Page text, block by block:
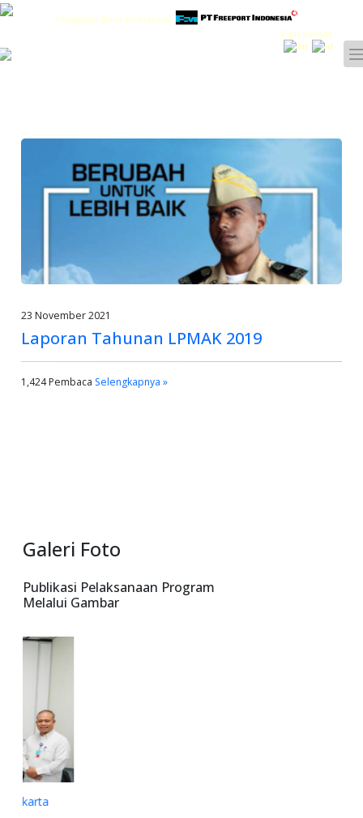
Pengelola Dana Kemitraan
Pilih Bahasa :
23 November 2021
Laporan Tahunan LPMAK 2019
1,424 Pembaca Selengkapnya »
Galeri Foto
Publikasi Pelaksanaan Program
Melalui Gambar
Organ Yayasan Monitoring Pasien Rujukan di RS Primaya
PGI Cikini